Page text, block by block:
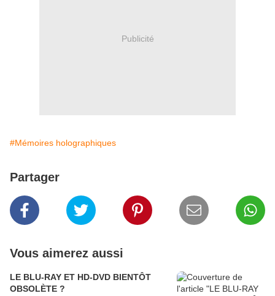
Publicité
#Mémoires holographiques
Partager
Vous aimerez aussi
LE BLU-RAY ET HD-DVD BIENTÔT
OBSOLÈTE ?